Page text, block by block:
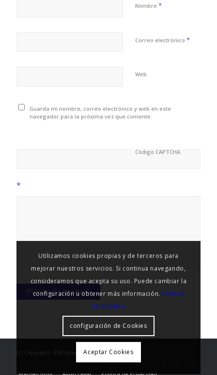
Nombre *
Correo electrónico *
Web
Guarda mi nombre, correo electrónico y web en este
navegador para la próxima vez que comente.
Código CAPTCHA
*
(C) Copyright - ElBlogdelseo
Utilizamos cookies propias y de terceros para
mejorar nuestros servicios. Si continua navegando,
consideramos que acepta su uso. Puede cambiar la
configuración u obtener más información. Política
de Cookies
configuración de Cookies
Aceptar Cookies